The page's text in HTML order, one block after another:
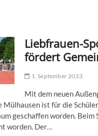
Liebfrauen-
fördert
1. September 2023
Mit dem neuen
Mülhausen ist für die
geschaffen worden.
worden. Der…